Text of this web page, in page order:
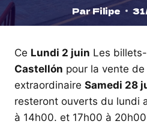
ParFilipe
Ce Lundi 2 juin Les
Castellón pour la vente
extraordinaire Samedi 28
resteront ouverts du lundi
à 14h00. et 17h00 à